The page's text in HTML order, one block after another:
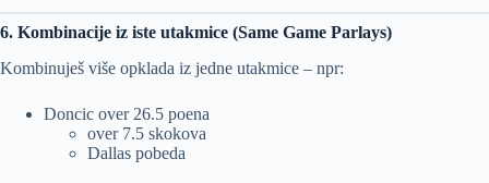
6. Kombinacije iz iste utakmice (Same Game Parlays)
Kombinuješ više opklada iz jedne utakmice – npr:
Doncic over 26.5 poena
over 7.5 skokova
Dallas pobeda